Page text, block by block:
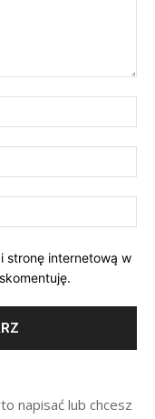
stronę internetową w
napisać lub chcesz